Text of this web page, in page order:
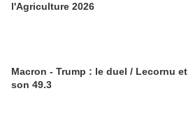
l'Agriculture 2026
Macron - Trump : le duel / Lecornu et
son 49.3